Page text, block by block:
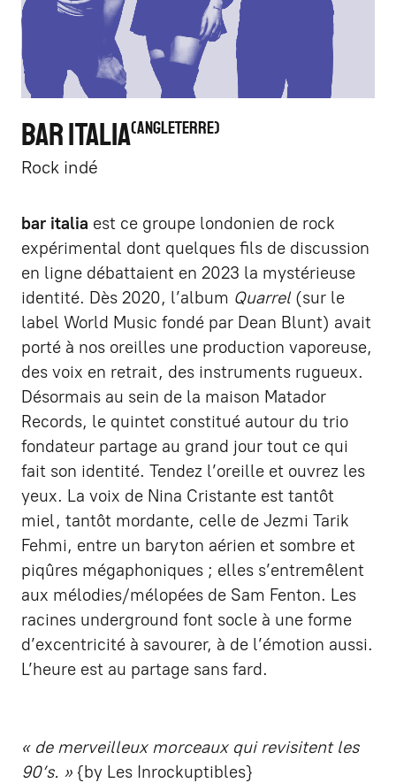
BAR ITALIA ANGLETERRE
Rock indé
bar italia est ce groupe londonien de rock
expérimental dont quelques fils de discussion
en ligne débattaient en 2023 la mystérieuse
identité. Dès 2020, l’album Quarrel (sur le
label World Music fondé par Dean Blunt) avait
porté à nos oreilles une production vaporeuse,
des voix en retrait, des instruments rugueux.
Désormais au sein de la maison Matador
Records, le quintet constitué autour du trio
fondateur partage au grand jour tout ce qui
fait son identité. Tendez l’oreille et ouvrez les
yeux. La voix de Nina Cristante est tantôt
miel, tantôt mordante, celle de Jezmi Tarik
Fehmi, entre un baryton aérien et sombre et
piqûres mégaphoniques ; elles s’entremêlent
aux mélodies/mélopées de Sam Fenton. Les
racines underground font socle à une forme
d’excentricité à savourer, à de l’émotion aussi.
L’heure est au partage sans fard.
« de merveilleux morceaux qui revisitent les
90’s. » {by Les Inrockuptibles}